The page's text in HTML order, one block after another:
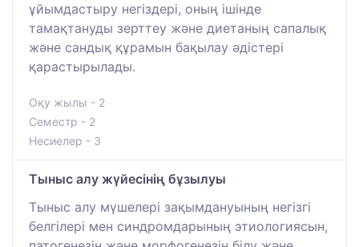
ұйымдастыру негіздері, оның ішінде
тамақтануды зерттеу және диетаның сапалық
және сандық құрамын бақылау әдістері
қарастырылады.
Оқу жылы - 2
Семестр - 2
Несиелер - 3
Тыныс алу жүйесінің бұзылуы
Тыныс алу мүшелері зақымдануының негізгі
белгілері мен синдромдарының этиологиясын,